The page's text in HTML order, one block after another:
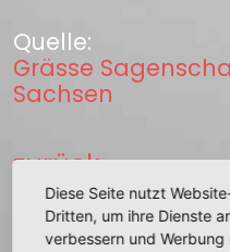
Quelle:
Grässe
Sachsen
zurück
Diese Seite nutzt
Dritten, um ihre Dienste
verbessern und